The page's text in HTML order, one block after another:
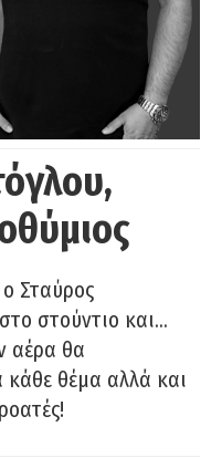
Σταύρος
στούντιο και…
αέρα θα
κάθε θέμα αλλά και